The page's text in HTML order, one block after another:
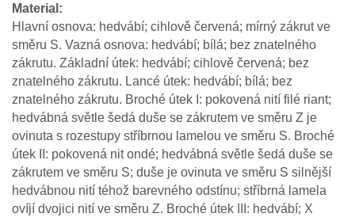
Material
Hlavní osnova: hedvábí; cihlově červená; mírný zákrut ve
směru S. Vazná osnova: hedvábí; bílá; bez znatelného
zákrutu. Základní útek: hedvábí; cihlově červená; bez
znatelného zákrutu. Lancé útek: hedvábí; bílá; bez
znatelného zákrutu. Broché útek I: pokovená nití filé riant;
hedvábná světle šedá duše se zákrutem ve směru Z je
ovinuta s rozestupy stříbrnou lamelou ve směru S. Broché
útek II: pokovená nit ondé; hedvábná světle šedá duše se
zákrutem ve směru S; duše je ovinuta ve směru S silnější
hedvábnou nití téhož barevného odstínu; stříbrná lamela
ovíjí dvojici nití ve směru Z. Broché útek III: hedvábí; X